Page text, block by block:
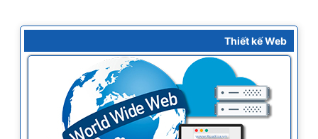
Thiết kế Web